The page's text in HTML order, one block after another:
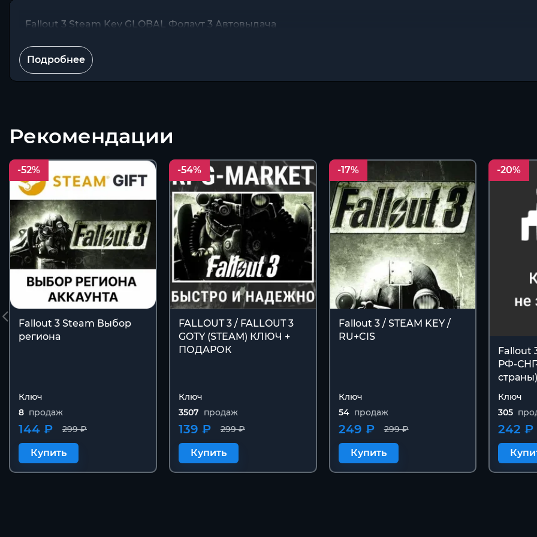
Fallout 3 Steam Key GLOBAL Фолаут 3 Автовыдача
Подробнее
Рекомендации
-52%
Fallout 3 Steam Выбор
региона
Ключ
8 продаж
299 ₽
144 ₽
Купить
-54%
FALLOUT 3 / FALLOUT 3
GOTY (STEAM) КЛЮЧ +
ПОДАРОК
Ключ
3507 продаж
299 ₽
139 ₽
Купить
-17%
Fallout 3 / STEAM KEY /
RU+CIS
Ключ
54 продаж
299 ₽
249 ₽
Купить
-20%
Fallout
РФ-
Ключ
305
242 ₽